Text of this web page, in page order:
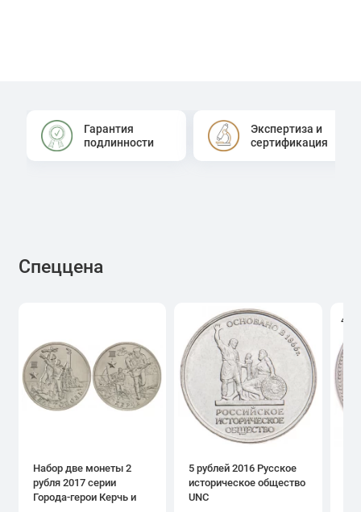
Гарантия
подлинности
Экспертиза и
сертификация
Спеццена
Набор две монеты 2
рубля 2017 серии
Города-герои Керчь и
5 рублей 2016 Русское
историческое общество
UNC
4.0